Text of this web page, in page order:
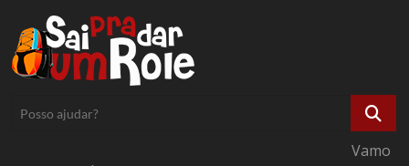
Posso
ajudar?
Vamo